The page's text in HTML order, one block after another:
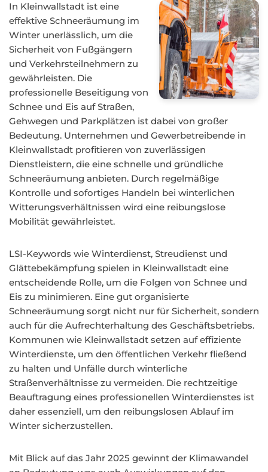
In Kleinwallstadt ist eine
effektive Schneeräumung im
Winter unerlässlich, um die
Sicherheit von Fußgängern
und Verkehrsteilnehmern zu
gewährleisten. Die
professionelle Beseitigung von
Schnee und Eis auf Straßen,
Gehwegen und Parkplätzen ist dabei von großer
Bedeutung. Unternehmen und Gewerbetreibende in
Kleinwallstadt profitieren von zuverlässigen
Dienstleistern, die eine schnelle und gründliche
Schneeräumung anbieten. Durch regelmäßige
Kontrolle und sofortiges Handeln bei winterlichen
Witterungsverhältnissen wird eine reibungslose
Mobilität gewährleistet.
LSI-Keywords wie Winterdienst, Streudienst und
Glättebekämpfung spielen in Kleinwallstadt eine
entscheidende Rolle, um die Folgen von Schnee und
Eis zu minimieren. Eine gut organisierte
Schneeräumung sorgt nicht nur für Sicherheit, sondern
auch für die Aufrechterhaltung des Geschäftsbetriebs.
Kommunen wie Kleinwallstadt setzen auf effiziente
Winterdienste, um den öffentlichen Verkehr fließend
zu halten und Unfälle durch winterliche
Straßenverhältnisse zu vermeiden. Die rechtzeitige
Beauftragung eines professionellen Winterdienstes ist
daher essenziell, um den reibungslosen Ablauf im
Winter sicherzustellen.
Mit Blick auf das Jahr 2025 gewinnt der Klimawandel